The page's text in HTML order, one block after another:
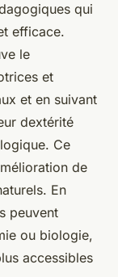
qui
efficace.
le
et
et en suivant
dextérité
Ce
de
En
peuvent
ou biologie,
accessibles